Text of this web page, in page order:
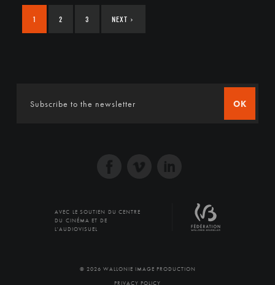
1 2 3 NEXT ›
OK
AVEC LE SOUTIEN DU CENTRE
DU CINÉMA ET DE
L'AUDIOVISUEL
© 2026 WALLONIE IMAGE PRODUCTION
PRIVACY POLICY